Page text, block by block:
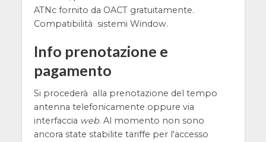
ATNc fornito da OACT gratuitamente.
Compatibilità sistemi Window.
Info prenotazione e
pagamento
Si procederà alla prenotazione del tempo
antenna telefonicamente oppure via
interfaccia web. Al momento non sono
ancora state stabilite tariffe per l'accesso